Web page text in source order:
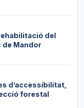
del
de Mandor
d’accessibilitat,
forestal